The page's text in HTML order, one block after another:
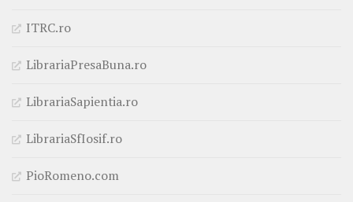
ITRC.ro
LibrariaPresaBuna.ro
LibrariaSapientia.ro
LibrariaSfIosif.ro
PioRomeno.com